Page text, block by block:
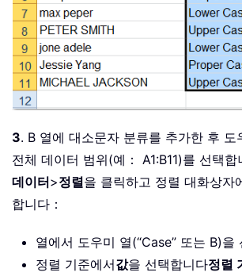
3. B 열에 대소문자 분류를 추가한 후 도
전체 데이터 범위(예： A1:B11)를 선택
데이터>정렬을 클릭하고 정렬 대화상자
합니다：
열에서 도우미 열(“Case” 또는 B)을
정렬 기준에서값을 선택합니다정렬